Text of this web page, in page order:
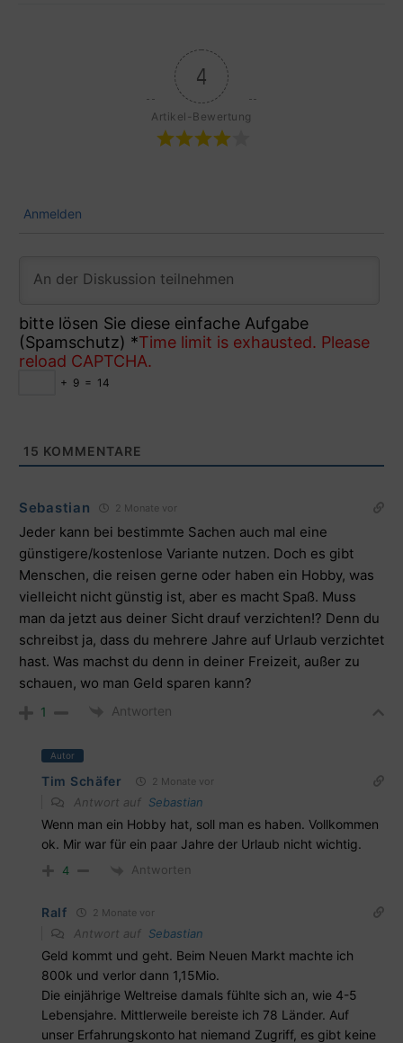
4
Artikel-Bewertung
Anmelden
bitte lösen Sie diese einfache Aufgabe
(Spamschutz) *Time limit is exhausted. Please
reload CAPTCHA.
+ 9 = 14
15 KOMMENTARE
Sebastian 2 Monate vor
Jeder kann bei bestimmte Sachen auch mal eine
günstigere/kostenlose Variante nutzen. Doch es gibt
Menschen, die reisen gerne oder haben ein Hobby, was
vielleicht nicht günstig ist, aber es macht Spaß. Muss
man da jetzt aus deiner Sicht drauf verzichten!? Denn du
schreibst ja, dass du mehrere Jahre auf Urlaub verzichtet
hast. Was machst du denn in deiner Freizeit, außer zu
schauen, wo man Geld sparen kann?
1 Antworten
Autor
Tim Schäfer 2 Monate vor
Antwort auf Sebastian
Wenn man ein Hobby hat, soll man es haben. Vollkommen
ok. Mir war für ein paar Jahre der Urlaub nicht wichtig.
4 Antworten
Ralf 2 Monate vor
Antwort auf Sebastian
Geld kommt und geht. Beim Neuen Markt machte ich
800k und verlor dann 1,15Mio.
Die einjährige Weltreise damals fühlte sich an, wie 4-5
Lebensjahre. Mittlerweile bereiste ich 78 Länder. Auf
unser Erfahrungskonto hat niemand Zugriff, es gibt keine